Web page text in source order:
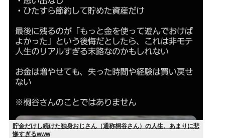
貯金だけし続けた独身おじさん（通称桐谷さん）の人生、あまりに悲
惨すぎるwww